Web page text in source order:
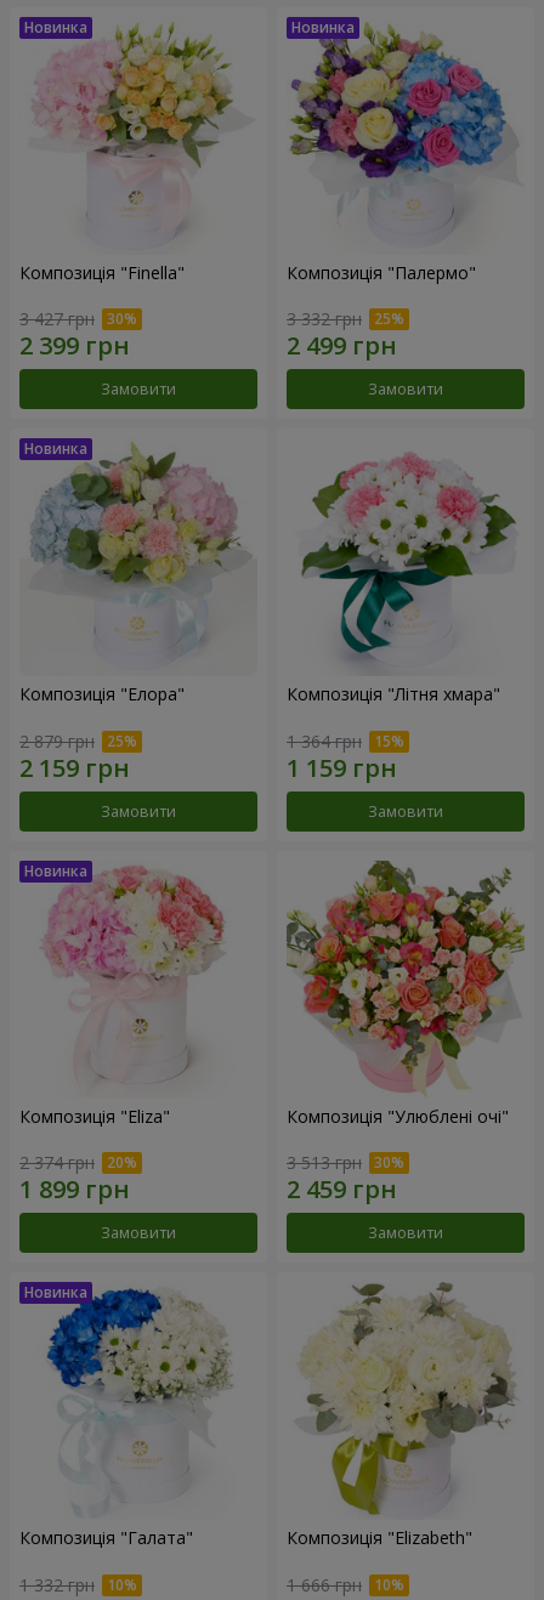
Композиція "Finella"
3 427 грн
Замовити
Композиція "Палермо"
3 332 грн
Замовити
Композиція "Елора"
2 879 грн
Замовити
Композиція "Літня хмара"
1 364 грн
Замовити
Композиція "Eliza"
2 374 грн
Замовити
Композиція "Улюблені очі"
3 513 грн
Замовити
Композиція "Галата"
1 332 грн
Композиція "Elizabeth"
1 666 грн